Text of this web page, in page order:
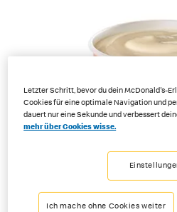
Letzter Schritt, bevor du dein McDonald's-
Cookies für eine optimale Navigation und
dauert nur eine Sekunde und verbessert
mehr über Cookies wisse.
Ich mache ohne Cookies weiter